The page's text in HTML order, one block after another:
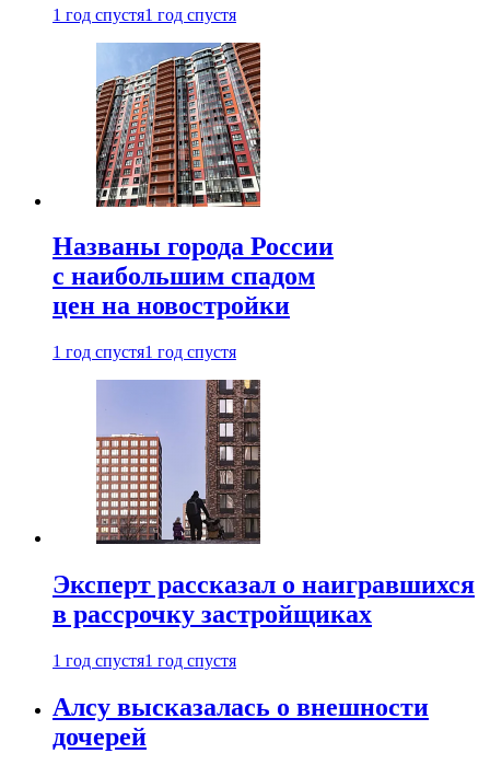
1 год спустя1 год спустя
Названы города России
с наибольшим спадом
цен на новостройки
1 год спустя1 год спустя
Эксперт рассказал о наигравшихся
в рассрочку застройщиках
1 год спустя1 год спустя
Алсу высказалась о внешности
дочерей